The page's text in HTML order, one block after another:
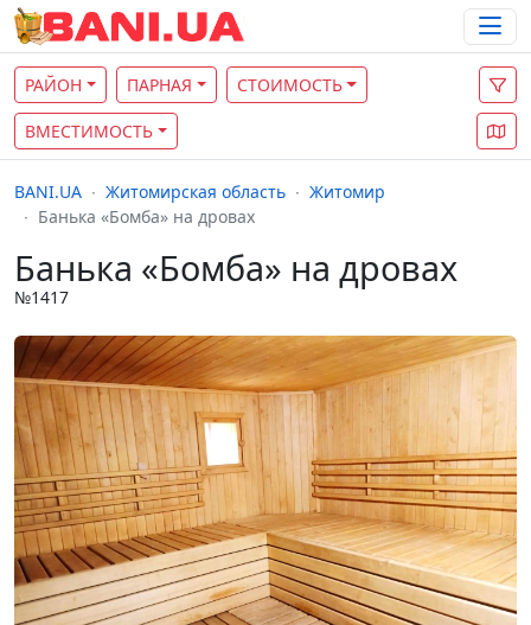
РАЙОН ПАРНАЯ СТОИМОСТЬ
ВМЕСТИМОСТЬ
BANI.UA Житомирская область
Житомир
Банька «Бомба» на дровах
Банька «Бомба» на дровах
№1417